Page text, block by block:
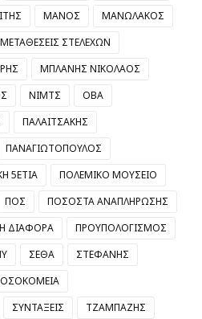
ΜΑΝΟΣ
ΜΑΝΩΛΑΚΟΣ
ΜΕΤΑΘΕΣΕΙΣ ΣΤΕΛΕΧΩΝ
ΜΠΛΑΝΗΣ ΝΙΚΟΛΑΟΣ
ΝΙΜΤΣ
ΟΒΑ
ΠΑΛΑΙΤΣΑΚΗΣ
ΠΑΝΑΓΙΩΤΟΠΟΥΛΟΣ
5ΕΤΙΑ
ΠΟΛΕΜΙΚΟ ΜΟΥΣΕΙΟ
ΠΟΣ
ΠΟΣΟΣΤΑ ΑΝΑΠΛΗΡΩΣΗΣ
ΔΙΑΦΟΡΑ
ΠΡΟΥΠΟΛΟΓΙΣΜΟΣ
ΣΕΘΑ
ΣΤΕΦΑΝΗΣ
ΣΥΝΤΑΞΕΙΣ ΤΖΑΜΠΑΖΗΣ